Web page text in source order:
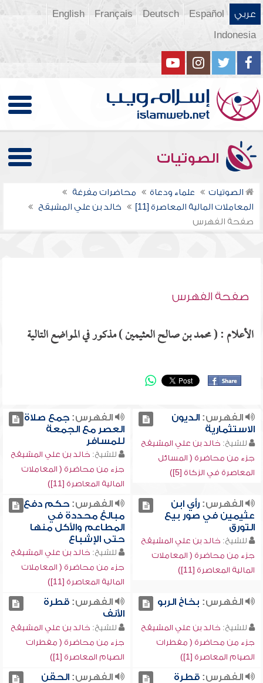
عربي Español
Deutsch
Français
English
Indonesia
الصوتيات
الصوتيات علماء ودعاة
محاضرات مفرغة
المعاملات المالية المعاصرة [11]
خالد بن علي المشيقح
صفحة الفهرس
صفحة الفهرس
الأعلام : ( محمد بن صالح العثيمين ) مذكور في المواضع التالية
الفهرس:الديون
الاستثمارية
للشيخ: خالد بن علي المشيقح
جزء من محاضرة ( المسائل
المعاصرة في الزكاة [5])
الفهرس:جمع صلاة
العصر مع الجمعة
للمسافر
للشيخ: خالد بن علي المشيقح
جزء من محاضرة ( المعاملات
المالية المعاصرة [11])
الفهرس:رأي ابن
عثيمين في صور بيع
التورق
للشيخ: خالد بن علي المشيقح
جزء من محاضرة ( المعاملات
المالية المعاصرة [11])
الفهرس:حكم دفع
مبالغ محددة في
المطاعم والأكل منها
حتى الإشباع
للشيخ: خالد بن علي المشيقح
جزء من محاضرة ( المعاملات
المالية المعاصرة [11])
الفهرس: بخاخ الربو
للشيخ: خالد بن علي المشيقح
جزء من محاضرة ( مفطرات
الصيام المعاصرة [1])
الفهرس:قطرة
الأنف
للشيخ: خالد بن علي المشيقح
جزء من محاضرة ( مفطرات
الصيام المعاصرة [1])
الفهرس:قطرة
الفهرس:الحقن